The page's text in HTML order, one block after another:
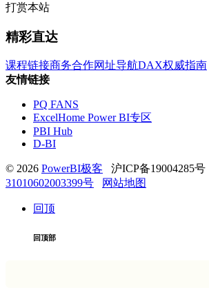
打赏本站
精彩直达
课程链接商务合作网址导航DAX权威指南
友情链接
PQ FANS
ExcelHome Power BI专区
PBI Hub
D-BI
© 2026 PowerBI极客 沪ICP备19004285号
31010602003399号
网站地图
回顶
回顶部